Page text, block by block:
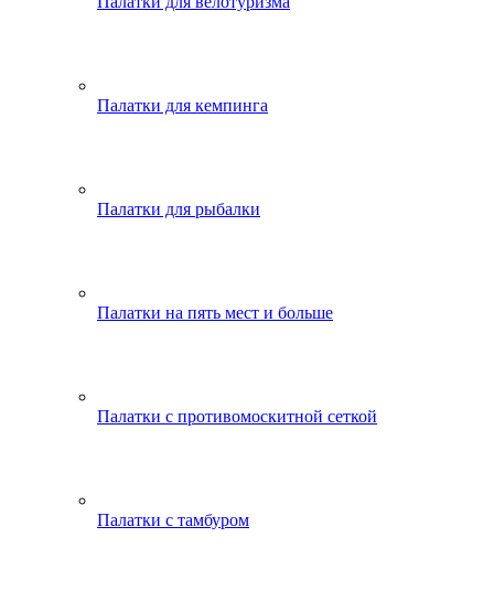
Палатки для кемпинга
Палатки для рыбалки
Палатки на пять мест и больше
Палатки с противомоскитной сеткой
Палатки с тамбуром